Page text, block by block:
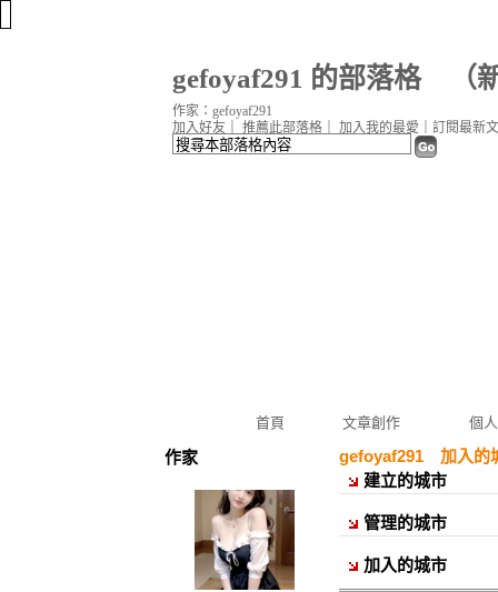
gefoyaf291 的部落格（
首頁 文章創作 個
加入好友 推薦此部落格 加入我的最愛 訂閱最新
作家：gefoyaf291
作家
gefoyaf291 加入的
建立的城市
管理的城市
加入的城市